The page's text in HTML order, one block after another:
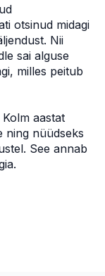
otsinud midagi
Nii
sai alguse
milles peitub
aastat
ning nüüdseks
See annab